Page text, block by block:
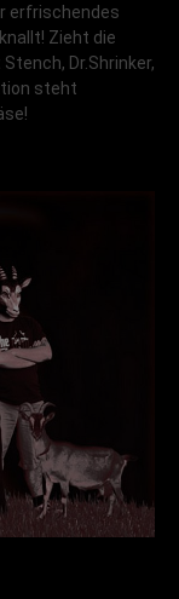
erfrischendes
Zieht die
Dr.Shrinker,
steht